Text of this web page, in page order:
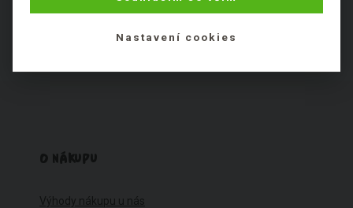
O NÁKUPU
Výhody nákupu u nás
Nastavení cookies